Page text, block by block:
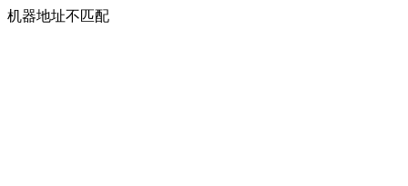
机器地址不匹配